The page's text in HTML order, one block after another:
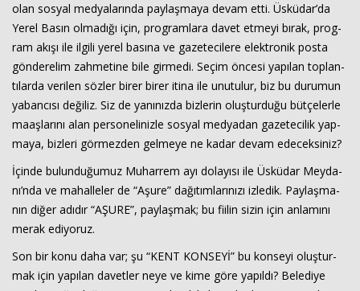
olan sos­yal med­ya­la­rın­da pay­laş­ma­ya devam etti. Üs­kü­dar’da
Yerel Basın ol­ma­dı­ğı için, prog­ram­la­ra davet et­me­yi bırak, prog­
ram akışı ile il­gi­li yerel ba­sı­na ve ga­ze­te­ci­le­re elekt­ro­nik posta
gön­de­re­lim zah­me­ti­ne bile gir­me­di. Seçim ön­ce­si ya­pı­lan top­lan­
tı­lar­da ve­ri­len söz­ler birer birer itina ile unu­tu­lur, biz bu du­ru­mun
ya­ban­cı­sı de­ği­liz. Siz de ya­nı­nız­da biz­le­rin oluş­tur­du­ğu büt­çe­ler­le
ma­aş­la­rı­nı alan per­so­ne­li­niz­le sos­yal med­ya­dan ga­ze­te­ci­lik yap­
ma­ya, biz­le­ri gör­mez­den gel­me­ye ne kadar devam ede­cek­si­niz?
İçinde bu­lun­du­ğu­muz Mu­har­rem ayı do­la­yı­sı ile Üs­kü­dar Mey­da­
nı’nda ve ma­hal­le­ler de “Aşure” da­ğı­tım­la­rı­nı­zı iz­le­dik. Pay­laş­ma­
nın diğer adı­dır “AŞURE”, pay­laş­mak; bu fi­ilin sizin için an­la­mı­nı
merak edi­yo­ruz.
Son bir konu daha var; şu “KENT KON­SEYİ” bu kon­se­yi oluş­tur­
mak için ya­pı­lan da­vet­ler neye ve kime göre ya­pıl­dı? Be­le­di­ye